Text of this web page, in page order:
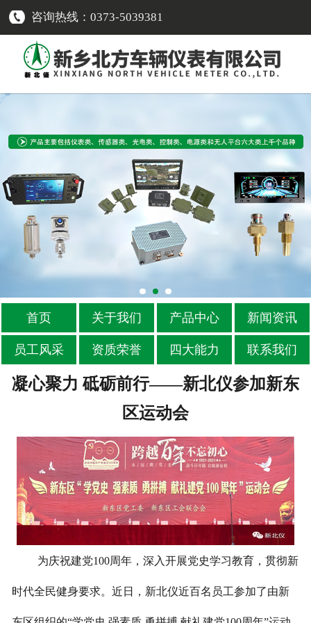
咨询热线：0373-5039381
首页 关于我们 产品中心 新闻资讯
员工风采 资质荣誉 四大能力 联系我们
凝心聚力 砥砺前行——新北仪参加新东
区运动会
为庆祝建党100周年，深入开展党史学习教育，贯彻新
时代全民健身要求。近日，新北仪近百名员工参加了由新